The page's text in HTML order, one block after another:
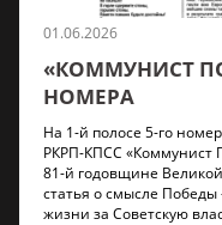
01.06.2026
«КОММУНИСТ
НОМЕРА
На 1-й полосе 5-го
РКРП-КПСС «Коммунист
81-й годовщине
статья о смысле
жизни за Советскую